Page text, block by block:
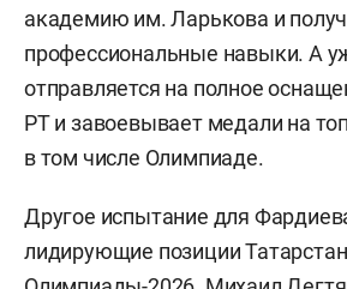
академию им. Ларькова и
профессиональные навыки. А
отправляется на полное
РТ и завоевывает медали на
в том числе Олимпиаде.
Другое испытание для
лидирующие позиции